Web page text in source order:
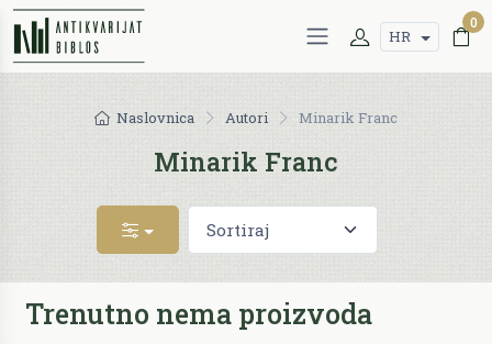
HR
0
Naslovnica Autori Minarik Franc
Minarik Franc
Trenutno nema proizvoda